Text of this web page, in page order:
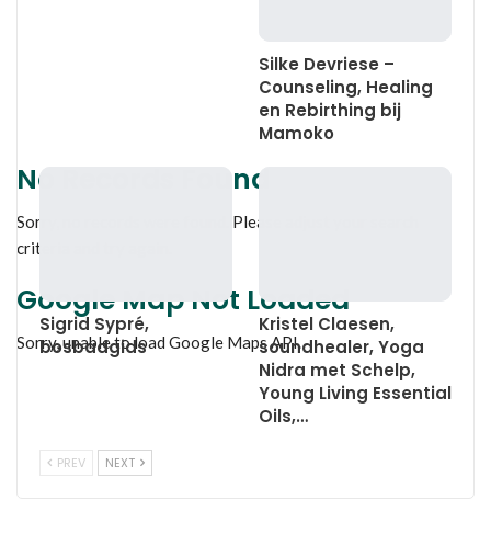
No Records Found
Sorry, no records were found. Please adjust your search
criteria and try again.
Google Map Not Loaded
Sorry, unable to load Google Maps API.
Silke Devriese –
Counseling, Healing
en Rebirthing bij
Mamoko
Sigrid Sypré,
bosbadgids
Kristel Claesen,
soundhealer, Yoga
Nidra met Schelp,
Young Living Essential
Oils,…
PREV NEXT